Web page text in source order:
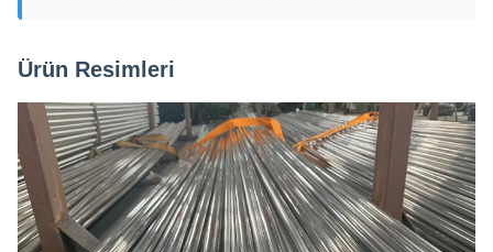
Ürün Resimleri